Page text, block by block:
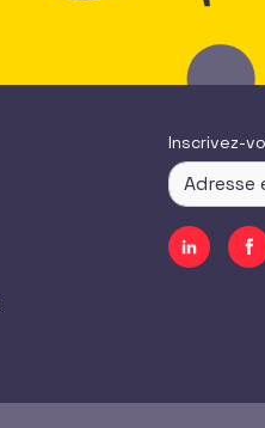
Inscrivez-